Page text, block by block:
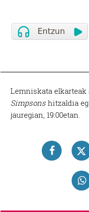
Lemniskata
Simpsons hitzaldia
jauregian, 19:00etan.